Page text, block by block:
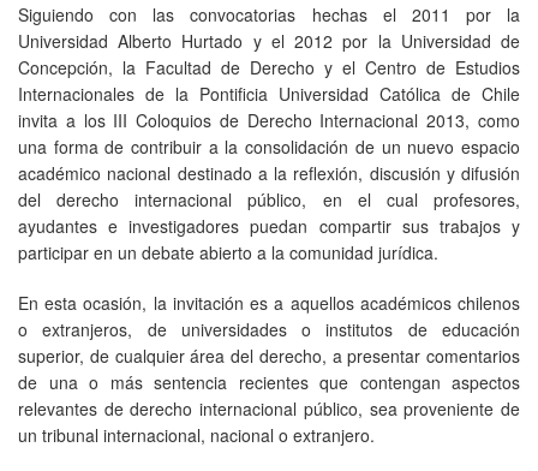
Siguiendo con las convocatorias hechas el 2011 por la
Universidad Alberto Hurtado y el 2012 por la Universidad de
Concepción, la Facultad de Derecho y el Centro de Estudios
Internacionales de la Pontificia Universidad Católica de Chile
invita a los III Coloquios de Derecho Internacional 2013, como
una forma de contribuir a la consolidación de un nuevo espacio
académico nacional destinado a la reflexión, discusión y difusión
del derecho internacional público, en el cual profesores,
ayudantes e investigadores puedan compartir sus trabajos y
participar en un debate abierto a la comunidad jurídica.
En esta ocasión, la invitación es a aquellos académicos chilenos
o extranjeros, de universidades o institutos de educación
superior, de cualquier área del derecho, a presentar comentarios
de una o más sentencia recientes que contengan aspectos
relevantes de derecho internacional público, sea proveniente de
un tribunal internacional, nacional o extranjero.